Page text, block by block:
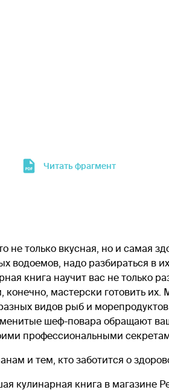
Читать фрагмент
не только вкусная, но и самая
водоемов, надо разбираться в
книга научит вас не только
конечно, мастерски готовить
видов рыб и
шеф-повара обращают
профессиональными
и тем, кто заботится о
кулинарная книга в магазине